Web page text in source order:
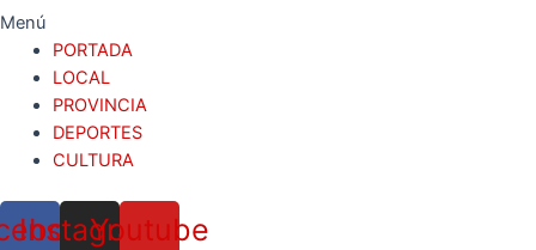
Menú
PORTADA
LOCAL
PROVINCIA
DEPORTES
CULTURA
Instagram
Youtube